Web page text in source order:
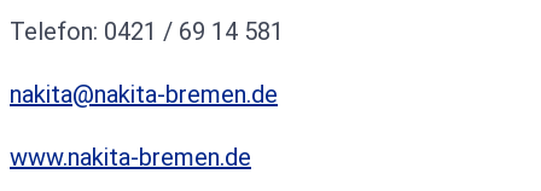
Telefon: 0421 / 69 14 581
nakita@nakita-bremen.de
www.nakita-bremen.de